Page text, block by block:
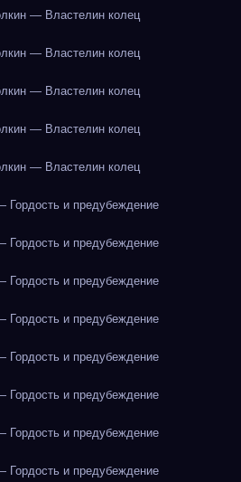
— Властелин колец
— Властелин колец
— Властелин колец
— Властелин колец
— Властелин колец
и предубеждение
и предубеждение
и предубеждение
и предубеждение
и предубеждение
и предубеждение
и предубеждение
и предубеждение